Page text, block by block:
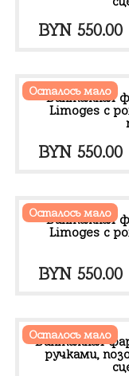
BYN 550.00
Осталось мало
Винтажная
Limoges с
BYN 550.00
Осталось мало
Винтажная
Limoges с
BYN 550.00
Осталось мало
Винтажная
ручками,